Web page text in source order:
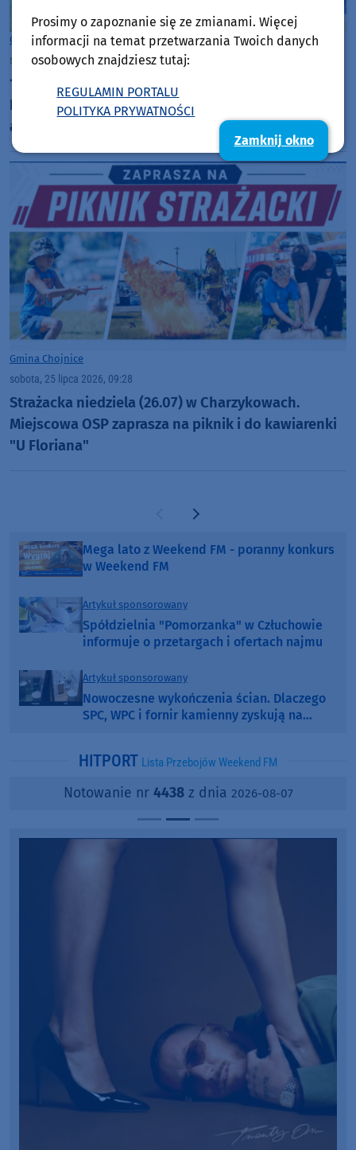
Gmina Chojnice
sobota, 25 lipca 2026, 12:49 38
17 edycja Jarmarku Ekoturystycznego "Czym Chata
Bogata". Na imprezie w Charzykowach było sporo
atrakcji przyrodniczych (FOTO)
Gmina Chojnice
sobota, 25 lipca 2026, 09:28
Strażacka niedziela (26.07) w Charzykowach.
Miejscowa OSP zaprasza na piknik i do kawiarenki
"U Floriana"
Poprzednia strona
Następna strona
Mega lato z Weekend FM - poranny konkurs
w Weekend FM
Artykuł sponsorowany
Spółdzielnia "Pomorzanka" w Człuchowie
informuje o przetargach i ofertach najmu
Artykuł sponsorowany
Nowoczesne wykończenia ścian. Dlaczego
SPC, WPC i fornir kamienny zyskują na
HITPORT Lista Przebojów Weekend FM
Notowanie nr 4438z dnia 2026-08-07
Prosimy o zapoznanie się ze zmianami. Więcej
informacji na temat przetwarzania Twoich danych
osobowych znajdziesz tutaj:
REGULAMIN PORTALU
POLITYKA PRYWATNOŚCI
Zamknij okno